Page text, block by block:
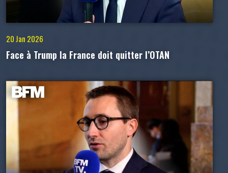
20 Jan 2026
Face à Trump la France doit quitter l’OTAN